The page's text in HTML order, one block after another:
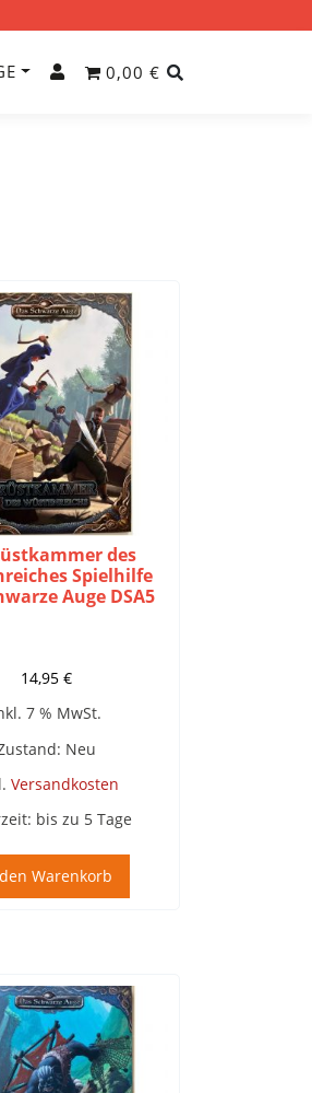
0,00 €
des
Spielhilfe
Auge DSA5
14,95 €
7 % MwSt.
Neu
Versandkosten
bis zu 5 Tage
Warenkorb